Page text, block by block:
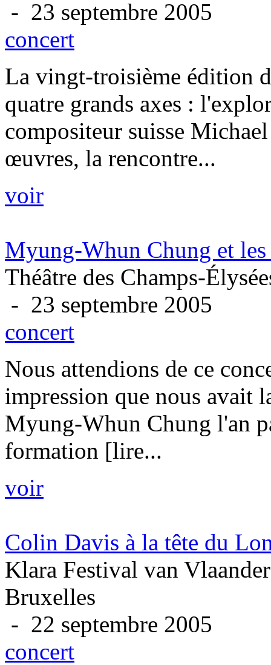
- 23 septembre 2005
concert
La vingt-troisième édition
quatre grands axes :
compositeur suisse
œuvres, la rencontre...
voir
Myung-Whun Chung et
Théâtre des Champs-
- 23 septembre 2005
concert
Nous attendions de ce
impression que nous avait
Myung-Whun Chung l'an
formation [lire...
voir
Colin Davis à la tête du
Klara Festival van
Bruxelles
- 22 septembre 2005
concert